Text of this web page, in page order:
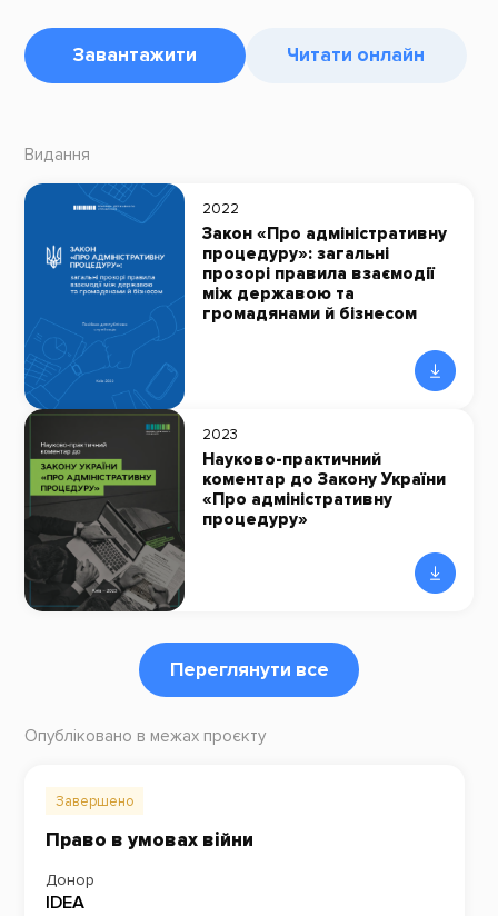
Завантажити Читати онлайн
Видання
2022
Закон «Про адміністративну
процедуру»: загальні
прозорі правила взаємодії
між державою та
громадянами й бізнесом
2023
Науково-практичний
коментар до Закону України
«Про адміністративну
процедуру»
Переглянути все
Опубліковано в межах проєкту
Завершено
Право в умовах війни
Донор
IDEA